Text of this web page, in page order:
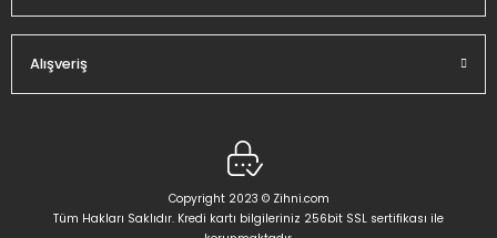
Alışveriş
Copyright 2023 © Zihni.com
Tüm Hakları Saklıdır. Kredi kartı bilgileriniz 256bit SSL sertifikası ile